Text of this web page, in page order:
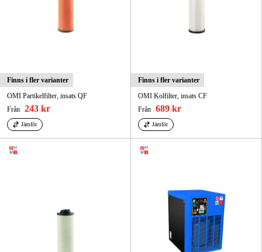
Finns i fler varianter
OMI Partikelfilter, insats QF
Från 243 kr
Jämför
Finns i fler varianter
OMI Kolfilter, insats CF
Från 689 kr
Jämför